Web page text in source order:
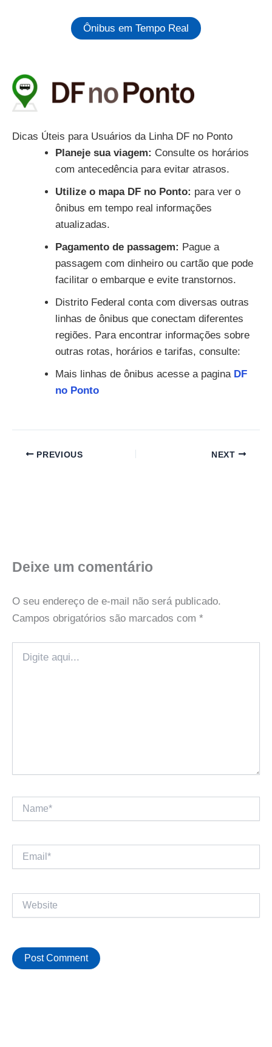
Ônibus em Tempo Real
Dicas Úteis para Usuários da Linha DF no Ponto
Planeje sua viagem: Consulte os horários
com antecedência para evitar atrasos.
Utilize o mapa DF no Ponto: para ver o
ônibus em tempo real informações
atualizadas.
Pagamento de passagem: Pague a
passagem com dinheiro ou cartão que pode
facilitar o embarque e evite transtornos.
Distrito Federal conta com diversas outras
linhas de ônibus que conectam diferentes
regiões. Para encontrar informações sobre
outras rotas, horários e tarifas, consulte:
Mais linhas de ônibus acesse a pagina DF
no Ponto
PREVIOUS NEXT
Deixe um comentário
O seu endereço de e-mail não será publicado.
Campos obrigatórios são marcados com *
aqui...
Email*